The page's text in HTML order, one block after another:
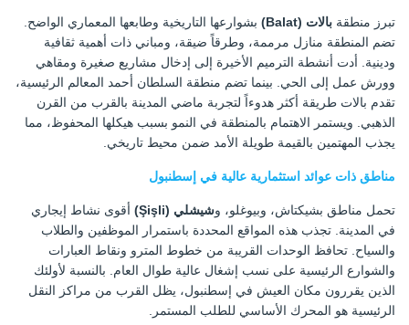
تبرز منطقة بالات (Balat)
بشوارعها التاريخية وطابعها المعماري الواضح.
تضم المنطقة منازل مرممة، وطرقاً ضيقة، ومباني ذات أهمية ثقافية
ودينية. أدت أنشطة الترميم الأخيرة إلى إدخال مشاريع صغيرة ومقاهي
وورش عمل إلى الحي. بينما تضم منطقة السلطان أحمد المعالم الرئيسية،
تقدم بالات طريقة أكثر هدوءاً لتجربة ماضي المدينة بالقرب من القرن
الذهبي. ويستمر الاهتمام بالمنطقة في النمو بسبب هيكلها المحفوظ، مما
يجذب المهتمين بالقيمة طويلة الأمد ضمن محيط تاريخي.
مناطق ذات عوائد استثمارية عالية في إسطنبول
تحمل مناطق بشيكتاش، وبيوغلو، وشيشلي (Şişli)
أقوى نشاط إيجاري
في المدينة. تجذب هذه المواقع المحددة باستمرار الموظفين والطلاب
والسياح. تحافظ الوحدات القريبة من خطوط المترو ونقاط العبارات
والشوارع الرئيسية على نسب إشغال عالية طوال العام. بالنسبة لأولئك
الذين يقررون مكان العيش في إسطنبول، يظل القرب من مراكز النقل
الرئيسية هو المحرك الأساسي للطلب المستمر.